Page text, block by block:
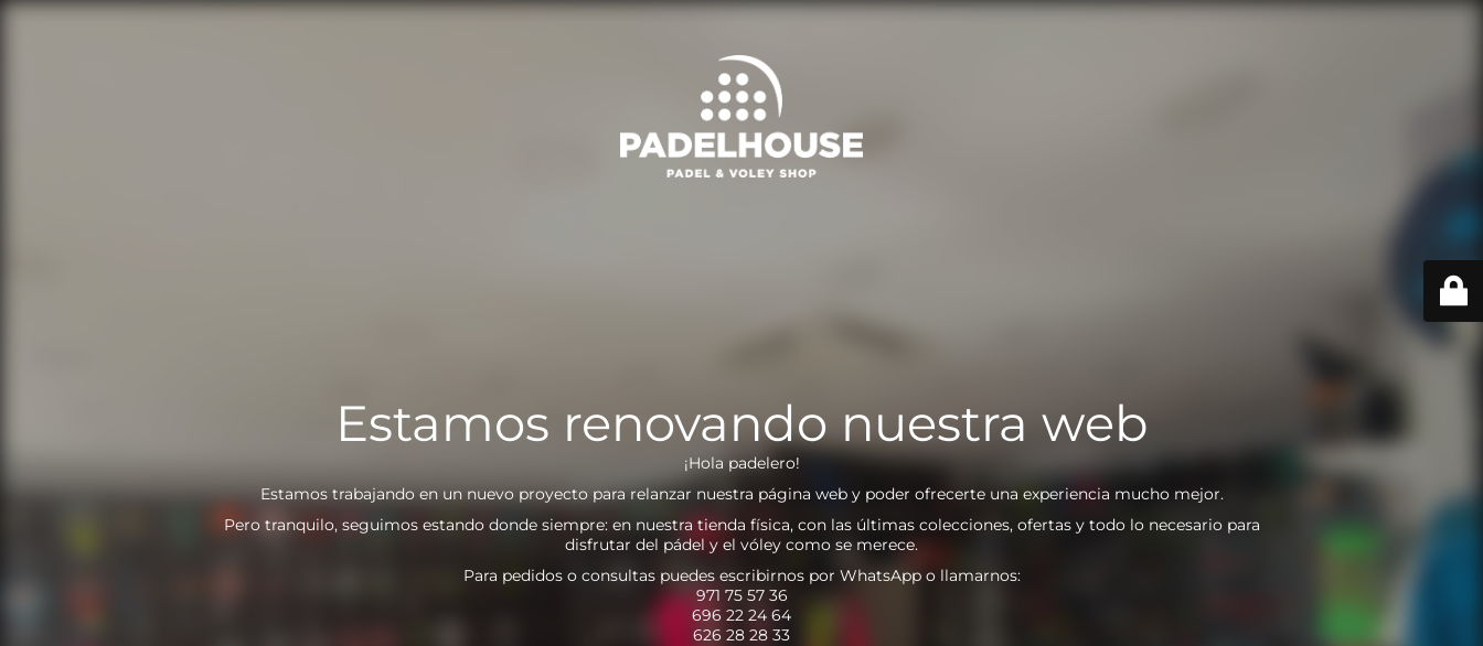
Estamos renovando nuestra web
¡Hola padelero!
Estamos trabajando en un nuevo proyecto para relanzar nuestra página web y poder ofrecerte una experiencia mucho mejor.
Pero tranquilo, seguimos estando donde siempre: en nuestra tienda física, con las últimas colecciones, ofertas y todo lo necesario para
disfrutar del pádel y el vóley como se merece.
Para pedidos o consultas puedes escribirnos por WhatsApp o llamarnos:
971 75 57 36
696 22 24 64
626 28 28 33